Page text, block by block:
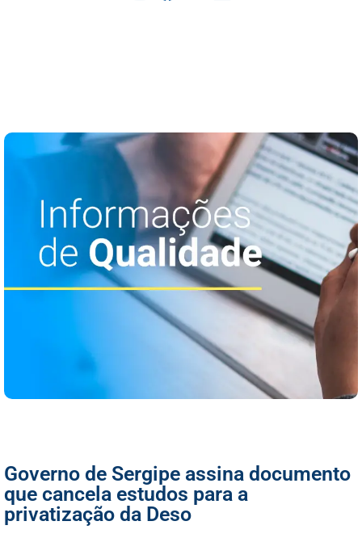
Governo de Sergipe assina documento
que cancela estudos para a
privatização da Deso